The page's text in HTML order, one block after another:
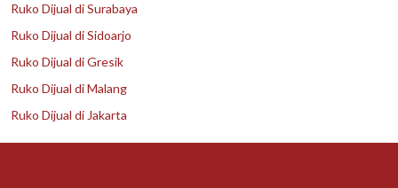
Ruko Dijual di Surabaya
Ruko Dijual di Sidoarjo
Ruko Dijual di Gresik
Ruko Dijual di Malang
Ruko Dijual di Jakarta